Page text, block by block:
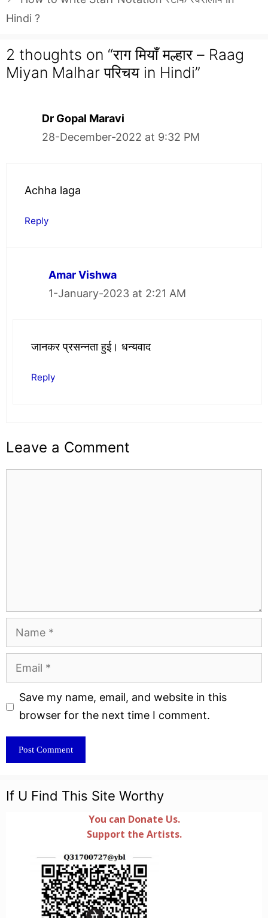
Hindi ?
2 thoughts on “राग मियाँ मल्हार – Raag
Miyan Malhar परिचय in Hindi”
Dr Gopal Maravi
28-December-2022 at 9:32 PM
Achha laga
Reply
Amar Vishwa
1-January-2023 at 2:21 AM
जानकर प्रसन्नता हुई। धन्यवाद
Reply
Leave a Comment
Name
Email
Website
Save my name, email, and website in this
browser for the next time I comment.
If U Find This Site Worthy